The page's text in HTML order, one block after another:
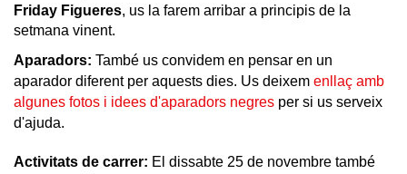
Friday Figueres, us la farem arribar a principis de la
setmana vinent.
Aparadors: També us convidem en pensar en un
aparador diferent per aquests dies. Us deixem enllaç amb
algunes fotos i idees d'aparadors negres per si us serveix
d'ajuda.
Activitats de carrer: El dissabte 25 de novembre també